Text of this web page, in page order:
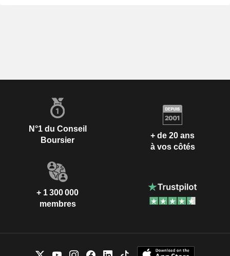
N°1 du Conseil
Boursier
+ de 20 ans
à vos côtés
+ 1 300 000
membres